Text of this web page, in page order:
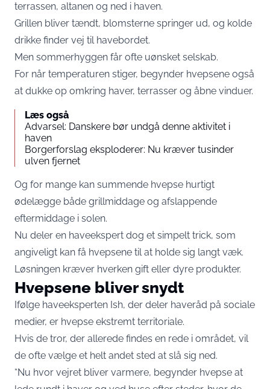
terrassen, altanen og ned i haven.
Grillen bliver tændt, blomsterne springer ud, og kolde
drikke finder vej til havebordet.
Men sommerhyggen får ofte uønsket selskab.
For når temperaturen stiger, begynder hvepsene også
at dukke op omkring haver, terrasser og åbne vinduer.
Læs også
Advarsel: Danskere bør undgå denne aktivitet i
haven
Borgerforslag eksploderer: Nu kræver tusinder
ulven fjernet
Og for mange kan summende hvepse hurtigt
ødelægge både grillmiddage og afslappende
eftermiddage i solen.
Nu deler en haveekspert dog et simpelt trick, som
angiveligt kan få hvepsene til at holde sig langt væk.
Løsningen kræver hverken gift eller dyre produkter.
Hvepsene bliver snydt
Ifølge haveeksperten Ish, der deler haveråd på sociale
medier, er hvepse ekstremt territoriale.
Hvis de tror, der allerede findes en rede i området, vil
de ofte vælge et helt andet sted at slå sig ned.
“Nu hvor vejret bliver varmere, begynder hvepse at